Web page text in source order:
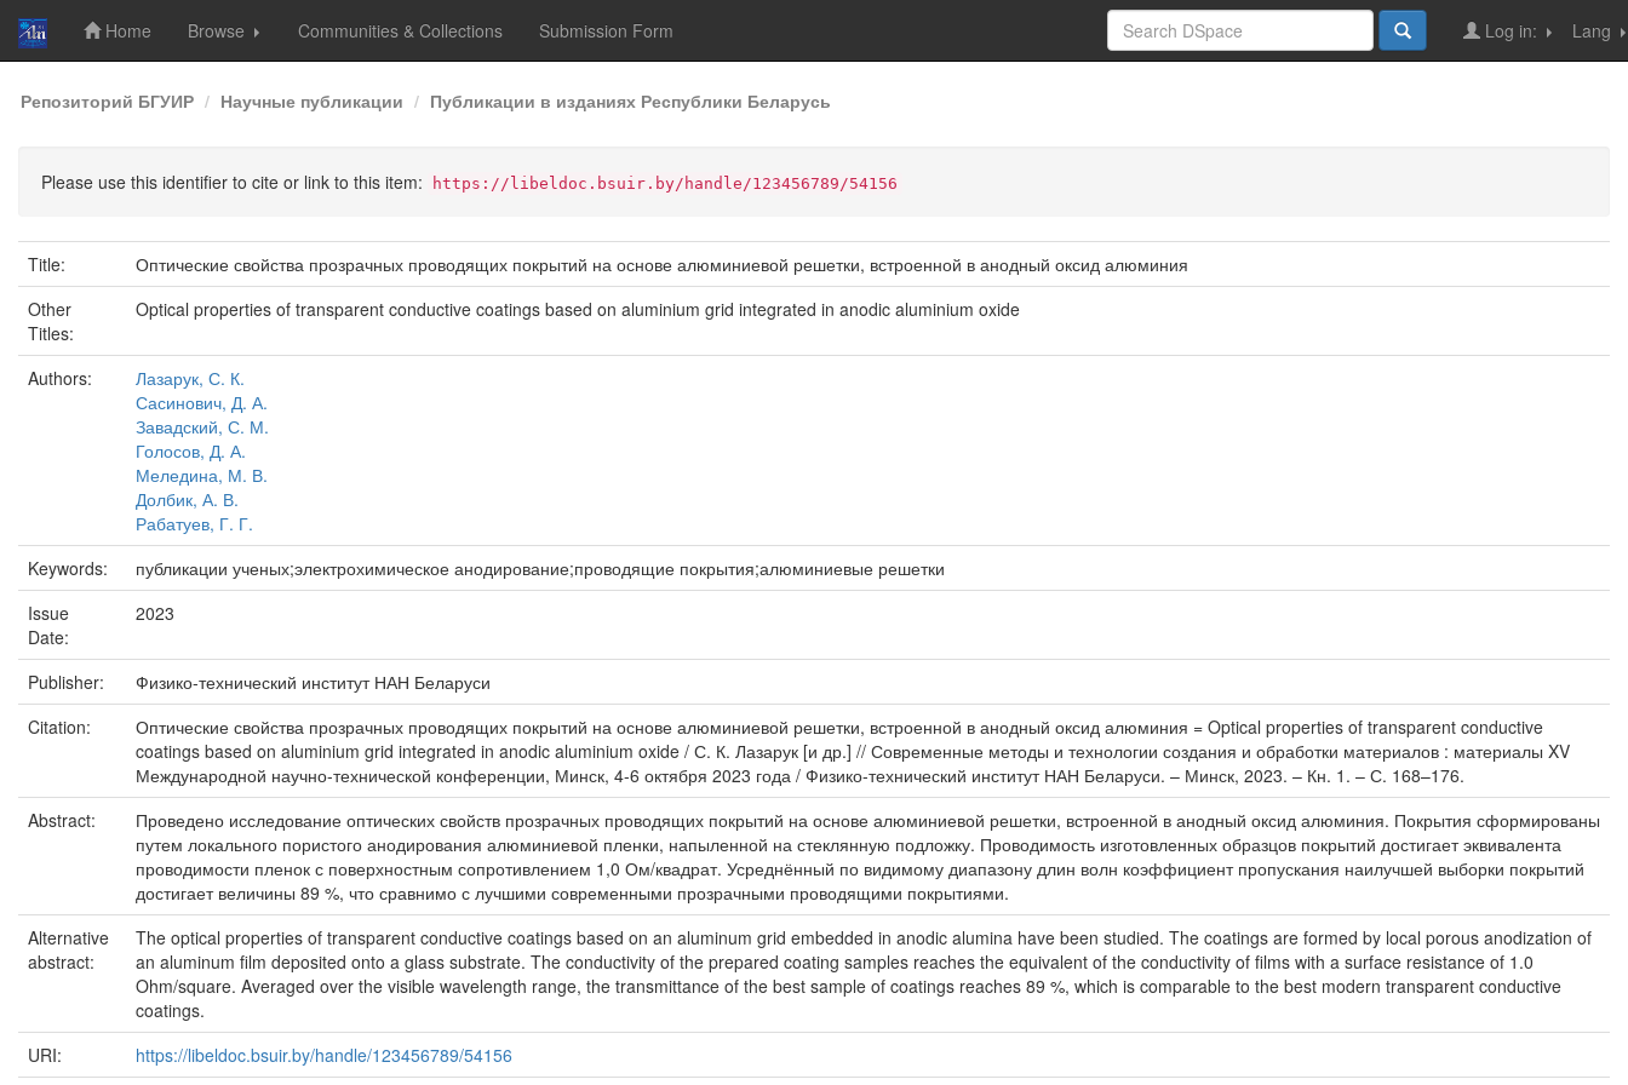
Skip
navigation
Home Browse Communities & Collections Submission Form Lang
Log in:
Репозиторий БГУИР Научные публикации Публикации в изданиях Республики Беларусь
Please use this identifier to cite or link to this item: https://libeldoc.bsuir.by/handle/123456789/54156
Title:
Оптические свойства прозрачных проводящих покрытий на основе алюминиевой решетки, встроенной в анодный оксид алюминия
Other
Titles:
Optical properties of transparent conductive coatings based on aluminium grid integrated in anodic aluminium oxide
Authors:
Лазарук, С. К.
Сасинович, Д. А.
Завадский, С. М.
Голосов, Д. А.
Меледина, М. В.
Долбик, А. В.
Рабатуев, Г. Г.
Keywords:
публикации ученых;электрохимическое анодирование;проводящие покрытия;алюминиевые решетки
Issue
Date:
2023
Publisher:
Физико-технический институт НАН Беларуси
Citation:
Оптические свойства прозрачных проводящих покрытий на основе алюминиевой решетки, встроенной в анодный оксид алюминия = Optical properties of transparent conductive
coatings based on aluminium grid integrated in anodic aluminium oxide / С. К. Лазарук [и др.] // Современные методы и технологии создания и обработки материалов : материалы XV
Международной научно-технической конференции, Минск, 4-6 октября 2023 года / Физико-технический институт НАН Беларуси. – Минск, 2023. – Кн. 1. – С. 168–176.
Abstract:
Проведено исследование оптических свойств прозрачных проводящих покрытий на основе алюминиевой решетки, встроенной в анодный оксид алюминия. Покрытия сформированы
путем локального пористого анодирования алюминиевой пленки, напыленной на стеклянную подложку. Проводимость изготовленных образцов покрытий достигает эквивалента
проводимости пленок с поверхностным сопротивлением 1,0 Ом/квадрат. Усреднённый по видимому диапазону длин волн коэффициент пропускания наилучшей выборки покрытий
достигает величины 89 %, что сравнимо с лучшими современными прозрачными проводящими покрытиями.
Alternative
abstract:
The optical properties of transparent conductive coatings based on an aluminum grid embedded in anodic alumina have been studied. The coatings are formed by local porous anodization of
an aluminum film deposited onto a glass substrate. The conductivity of the prepared coating samples reaches the equivalent of the conductivity of films with a surface resistance of 1.0
Ohm/square. Averaged over the visible wavelength range, the transmittance of the best sample of coatings reaches 89 %, which is comparable to the best modern transparent conductive
coatings.
URI:
https://libeldoc.bsuir.by/handle/123456789/54156